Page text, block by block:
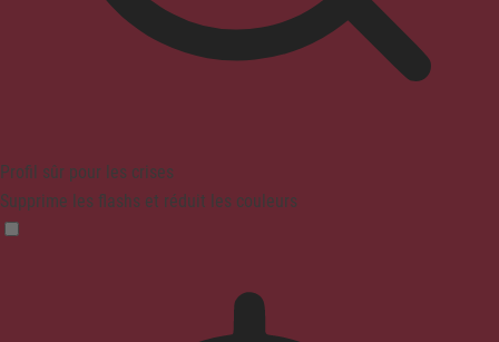
Profil sûr pour les crises
Supprime les flashs et réduit les couleurs